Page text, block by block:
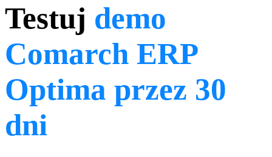
Testuj demo
Comarch ERP
Optima przez 30
dni